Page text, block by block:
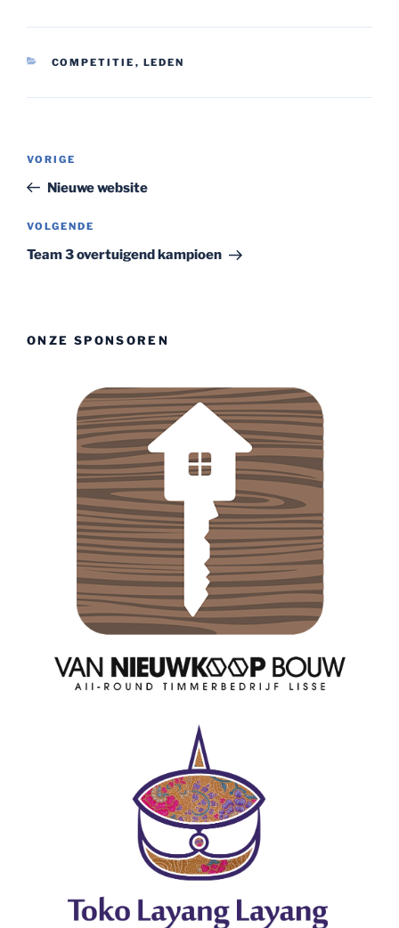
CATEGORIEËN
COMPETITIE , LEDEN
Vorig
bericht
VORIGE
Nieuwe website
Volgend
bericht
VOLGENDE
Team 3 overtuigend kampioen
ONZE SPONSOREN